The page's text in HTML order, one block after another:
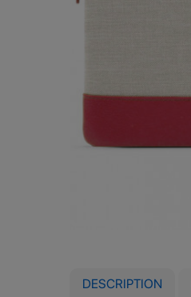
DESCRIPTION